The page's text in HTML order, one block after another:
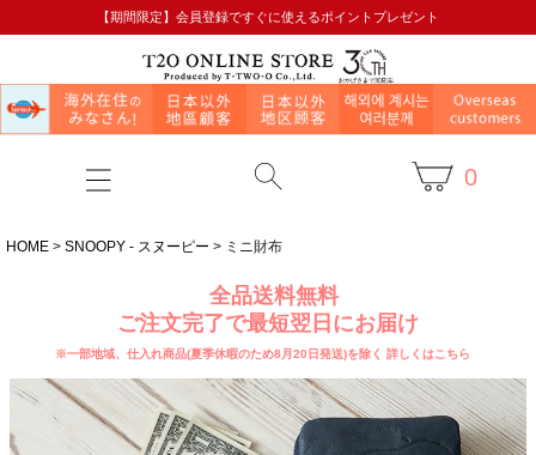
【期間限定】会員登録ですぐに使えるポイントプレゼント
0
HOME SNOOPY - スヌーピー ミニ財布
全品送料無料
ご注文完了で最短翌日にお届け
※一部地域、仕入れ商品(夏季休暇のため8月20日発送)を除く 詳しくはこちら